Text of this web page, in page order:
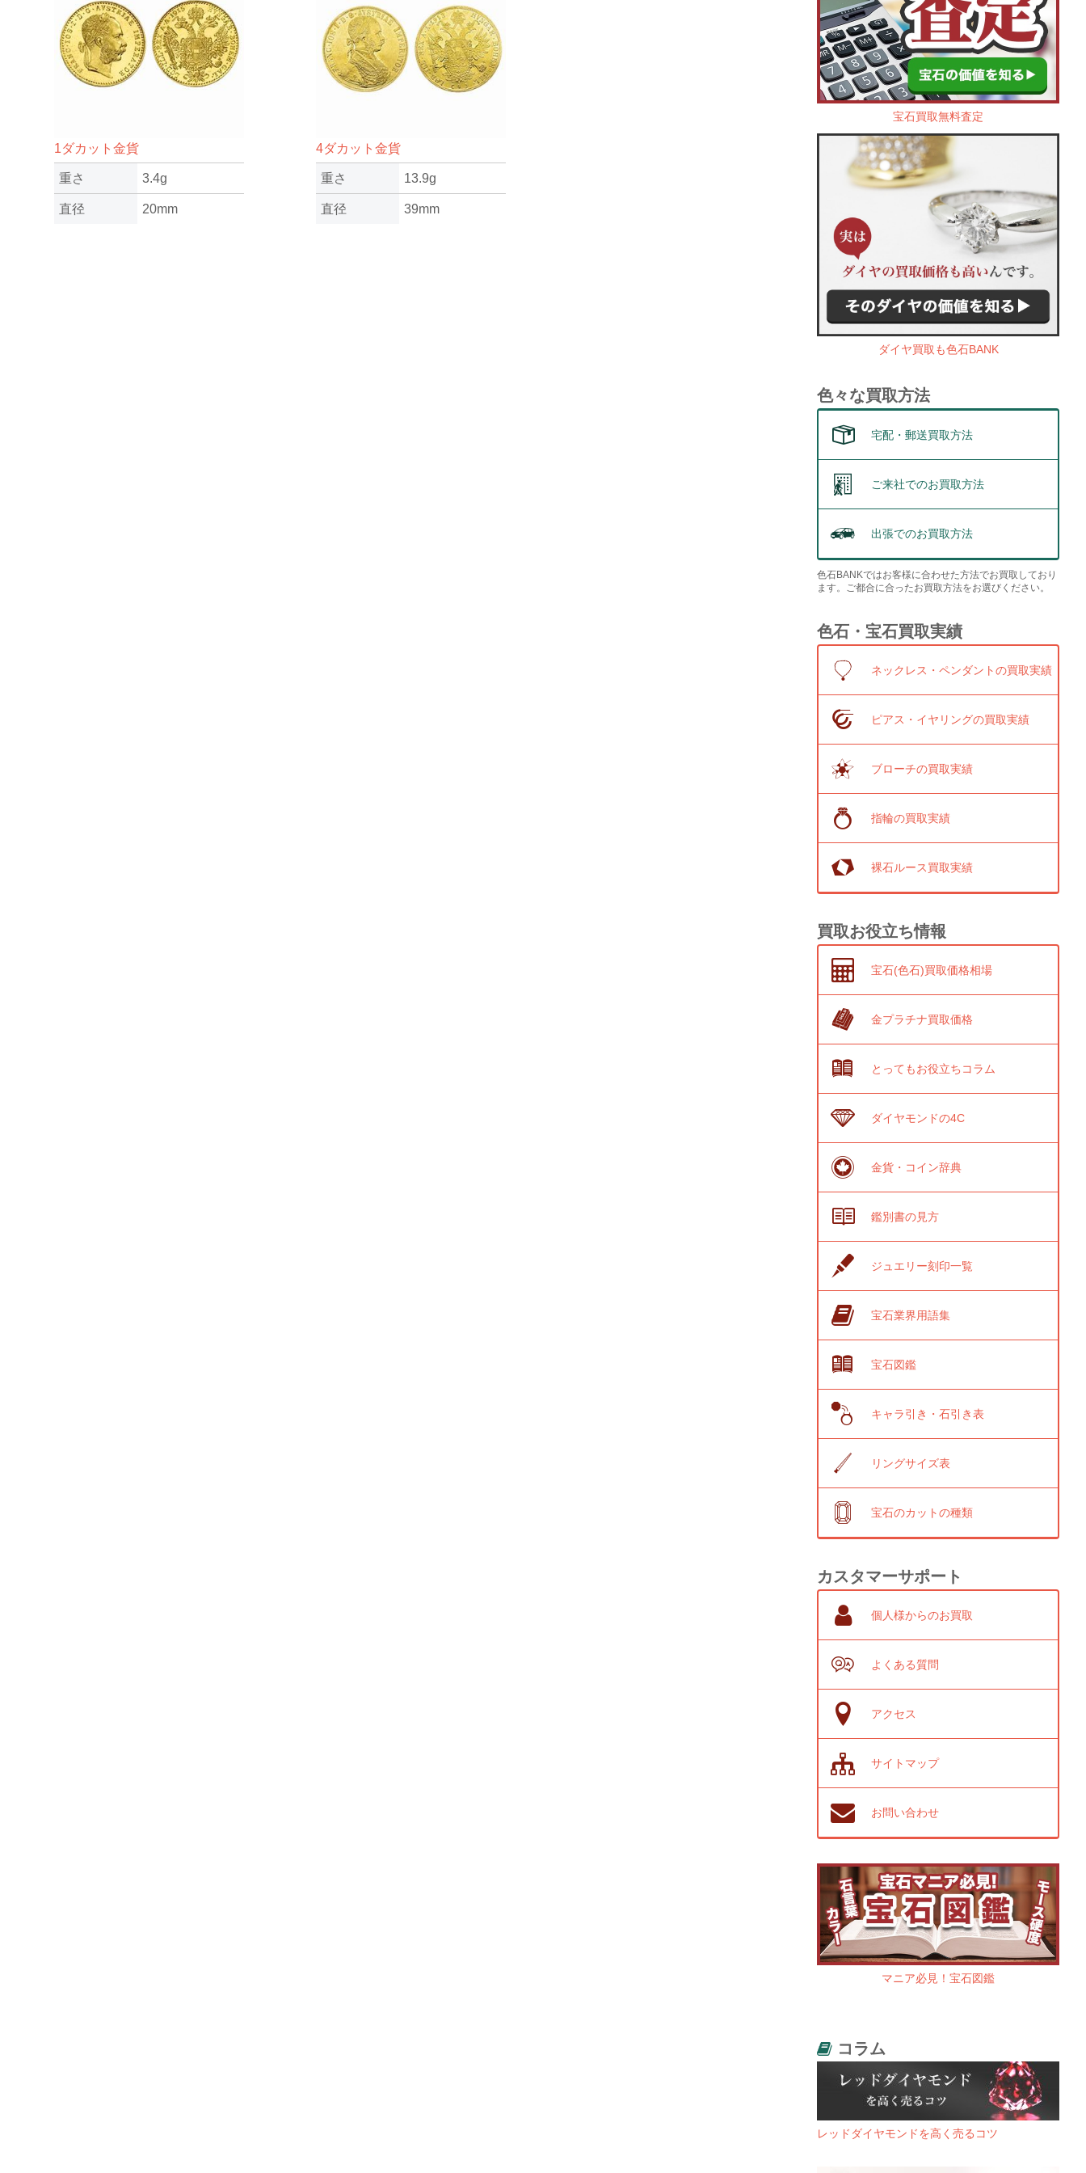
1ダカット金貨
重さ 3.4g
直径 20mm
4ダカット金貨
重さ 13.9g
直径 39mm
宝石買取無料査定
ダイヤ買取も色石BANK
色々な買取方法
宅配・郵送買取方法
ご来社でのお買取方法
出張でのお買取方法
色石BANKではお客様に合わせた方法でお買取しており
ます。ご都合に合ったお買取方法をお選びください。
色石・宝石買取実績
ネックレス・ペンダントの買取実績
ピアス・イヤリングの買取実績
ブローチの買取実績
指輪の買取実績
裸石ルース買取実績
買取お役立ち情報
宝石(色石)買取価格相場
金プラチナ買取価格
とってもお役立ちコラム
ダイヤモンドの4C
金貨・コイン辞典
鑑別書の見方
ジュエリー刻印一覧
宝石業界用語集
宝石図鑑
キャラ引き・石引き表
リングサイズ表
宝石のカットの種類
カスタマーサポート
個人様からのお買取
よくある質問
アクセス
サイトマップ
お問い合わせ
マニア必見！宝石図鑑
コラム
レッドダイヤモンドを高く売るコツ